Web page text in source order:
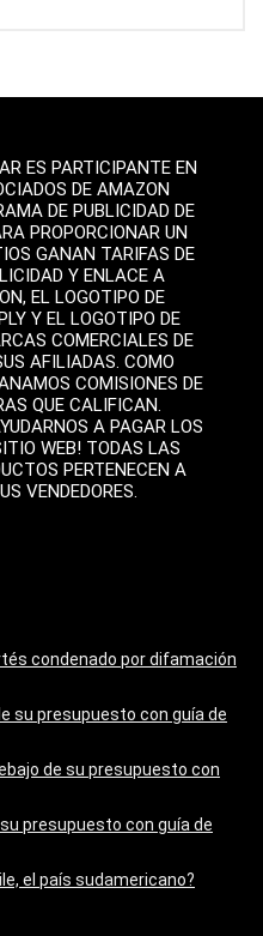
ES PARTICIPANTE EN
DE AMAZON
DE PUBLICIDAD DE
PROPORCIONAR UN
GANAN TARIFAS DE
Y ENLACE A
EL LOGOTIPO DE
Y EL LOGOTIPO DE
COMERCIALES DE
AFILIADAS. COMO
COMISIONES DE
QUE CALIFICAN.
A PAGAR LOS
WEB! TODAS LAS
PERTENECEN A
VENDEDORES.
condenado por difamación
su presupuesto con guía de
de su presupuesto con
presupuesto con guía de
el país sudamericano?